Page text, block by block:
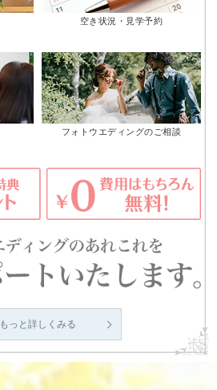
空き状況・見学予約
フォトウエディングのご相談
もっと詳しくみる